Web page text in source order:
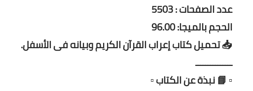
عدد الصفحات : 5503
الحجم بالميجا: 96.00
📥 تحميل كتاب إعراب القرآن الكريم وبيانه فى الأسفل.
ـــــــــــــــ
▫️ 📘 نبذة عن الكتاب ▫️